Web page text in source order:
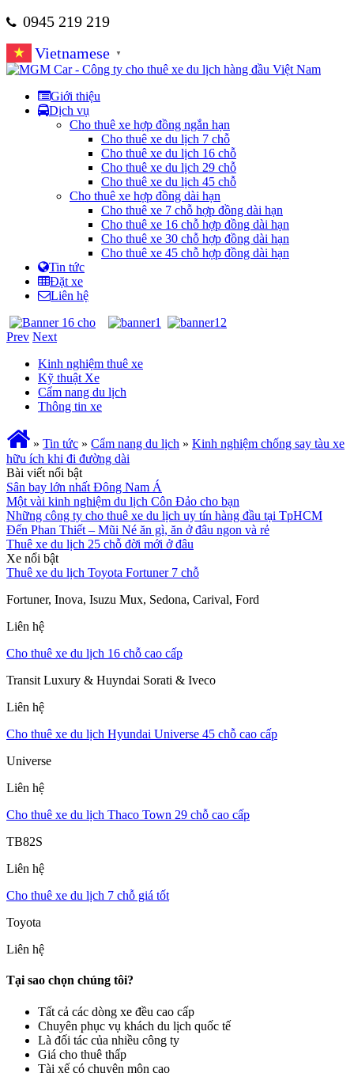
0945 219 219
Vietnamese
▼
Giới thiệu
Dịch vụ
Cho thuê xe hợp đồng ngắn hạn
Cho thuê xe du lịch 7 chỗ
Cho thuê xe du lịch 16 chỗ
Cho thuê xe du lịch 29 chỗ
Cho thuê xe du lịch 45 chỗ
Cho thuê xe hợp đồng dài hạn
Cho thuê xe 7 chỗ hợp đồng dài hạn
Cho thuê xe 16 chỗ hợp đồng dài hạn
Cho thuê xe 30 chỗ hợp đồng dài hạn
Cho thuê xe 45 chỗ hợp đồng dài hạn
Tin tức
Đặt xe
Liên hệ
Prev Next
Kinh nghiệm thuê xe
Kỹ thuật Xe
Cẩm nang du lịch
Thông tin xe
» Tin tức » Cẩm nang du lịch » Kinh nghiệm chống say tàu xe
hữu ích khi đi đường dài
Bài viết nổi bật
Sân bay lớn nhất Đông Nam Á
Một vài kinh nghiệm du lịch Côn Đảo cho bạn
Những công ty cho thuê xe du lịch uy tín hàng đầu tại TpHCM
Đến Phan Thiết – Mũi Né ăn gì, ăn ở đâu ngon và rẻ
Thuê xe du lịch 25 chỗ đời mới ở đâu
Xe nổi bật
Thuê xe du lịch Toyota Fortuner 7 chỗ
Fortuner, Inova, Isuzu Mux, Sedona, Carival, Ford
Liên hệ
Cho thuê xe du lịch 16 chỗ cao cấp
Transit Luxury & Huyndai Sorati & Iveco
Liên hệ
Cho thuê xe du lịch Hyundai Universe 45 chỗ cao cấp
Universe
Liên hệ
Cho thuê xe du lịch Thaco Town 29 chỗ cao cấp
TB82S
Liên hệ
Cho thuê xe du lịch 7 chỗ giá tốt
Toyota
Liên hệ
Tại sao chọn chúng tôi?
Tất cả các dòng xe đều cao cấp
Chuyên phục vụ khách du lịch quốc tế
Là đối tác của nhiều công ty
Giá cho thuê thấp
Tài xế có chuyên môn cao